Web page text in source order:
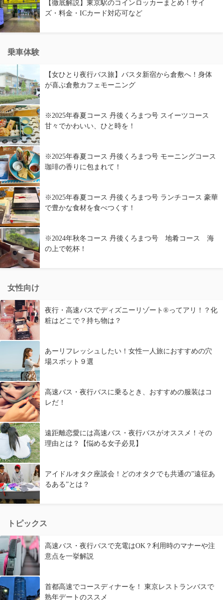
【徹底解説】東京駅のコインロッカーまとめ！サイ
ズ・料金・ICカード対応可など
乗車体験
【女ひとり夜行バス旅】バスタ新宿から倉敷へ！身体
が喜ぶ倉敷カフェモーニング
※2025年春夏コース 丹後くろまつ号 スイーツコース
甘々でかわいい、ひと時を！
※2025年春夏コース 丹後くろまつ号 モーニングコース
珈琲の香りに包まれて！
※2025年春夏コース 丹後くろまつ号 ランチコース 豪華
で豊かな食材を食べつくす！
※2024年秋冬コース 丹後くろまつ号 地肴コース 海
の上で乾杯！
女性向け
夜行・高速バスでディズニーリゾート®ってアリ！？化
粧はどこで？持ち物は？
あーリフレッシュしたい！女性一人旅におすすめの穴
場スポット９選
高速バス・夜行バスに乗るとき、おすすめの服装はコ
レだ！
遠距離恋愛には高速バス・夜行バスがオススメ！その
理由とは？【悩める女子必見】
アイドルオタク座談会！どのオタクでも共通の”遠征あ
るある”とは？
トピックス
高速バス・夜行バスで充電はOK？利用時のマナーや注
意点を一挙解説
首都高速でコースディナーを！ 東京レストランバスで
熟年デートのススメ